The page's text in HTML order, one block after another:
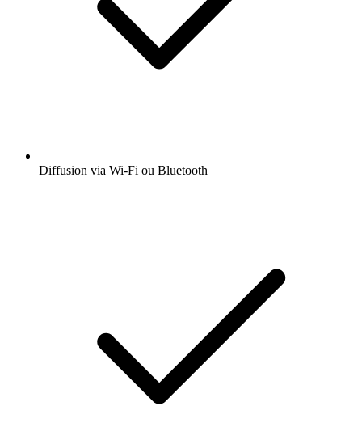
Diffusion via Wi-Fi ou Bluetooth